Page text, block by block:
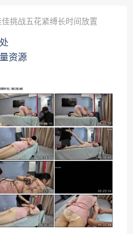
佳挑战五花紧缚长时间放置
资源